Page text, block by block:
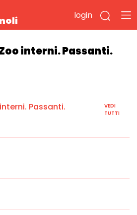
login
Zoo interni. Passanti.
Passanti.
VEDI
TUTTI